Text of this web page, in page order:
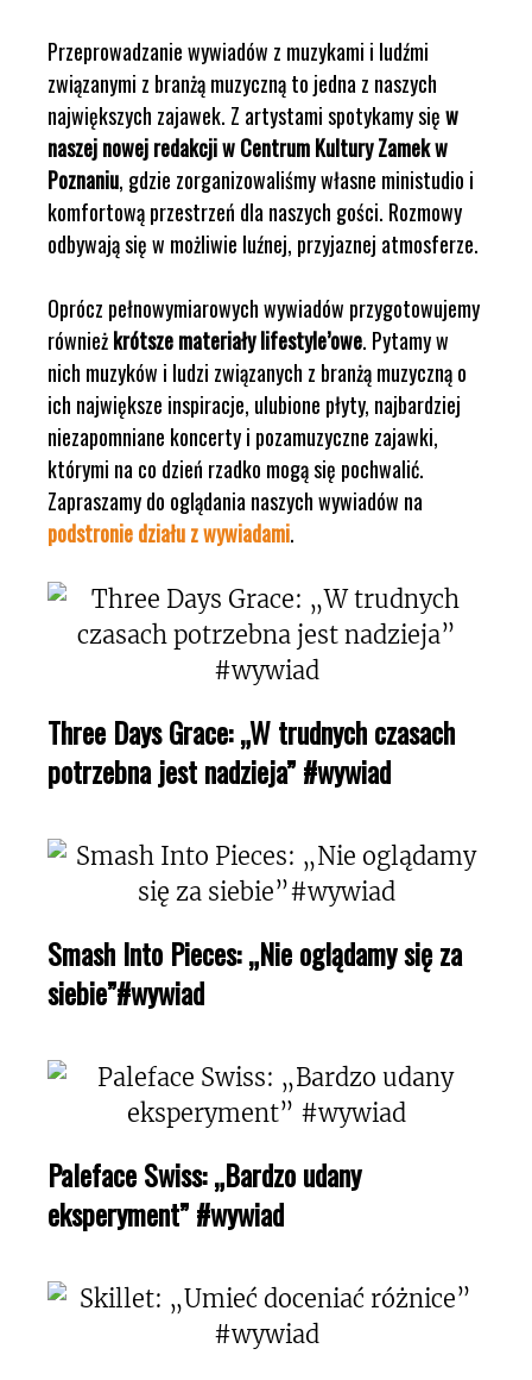
Przeprowadzanie wywiadów z muzykami i ludźmi
związanymi z branżą muzyczną to jedna z naszych
największych zajawek. Z artystami spotykamy sięw
naszej nowej redakcji w Centrum Kultury Zamek w
Poznaniu, gdzie zorganizowaliśmy własne ministudio i
komfortową przestrzeń dla naszych gości. Rozmowy
odbywają się w możliwie luźnej, przyjaznej atmosferze.
Oprócz pełnowymiarowych wywiadów przygotowujemy
równieżkrótsze materiały lifestyle’owe. Pytamy w
nich muzyków i ludzi związanych z branżą muzyczną o
ich największe inspiracje, ulubione płyty, najbardziej
niezapomniane koncerty i pozamuzyczne zajawki,
którymi na co dzień rzadko mogą się pochwalić.
Zapraszamy do oglądania naszych wywiadów na
podstronie działu z wywiadami.
Three Days Grace: „W trudnych czasach
potrzebna jest nadzieja” #wywiad
Smash Into Pieces: „Nie oglądamy się za
siebie”#wywiad
Paleface Swiss: „Bardzo udany
eksperyment” #wywiad